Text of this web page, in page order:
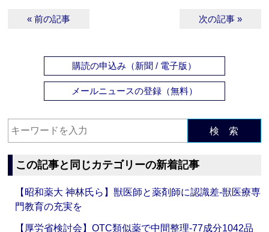
« 前の記事 次の記事 »
購読の申込み（新聞 / 電子版）
メールニュースの登録（無料）
検 索
この記事と同じカテゴリーの新着記事
【昭和薬大 神林氏ら】獣医師と薬剤師に認識差‐獣医療専
門教育の充実を
【厚労省検討会】OTC類似薬で中間整理‐77成分1042品